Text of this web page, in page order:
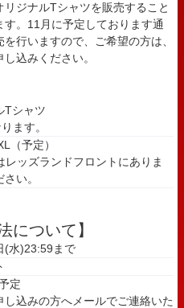
ジナルTシャツを販売すること
。11月に予定しております通
行いますので、ご希望の方は、
込みください。
Tシャツ
ます。
（予定）
ッズランドフロントにありま
い。
について】
(水)23:59まで
定
込みの方へメールでご連絡いた